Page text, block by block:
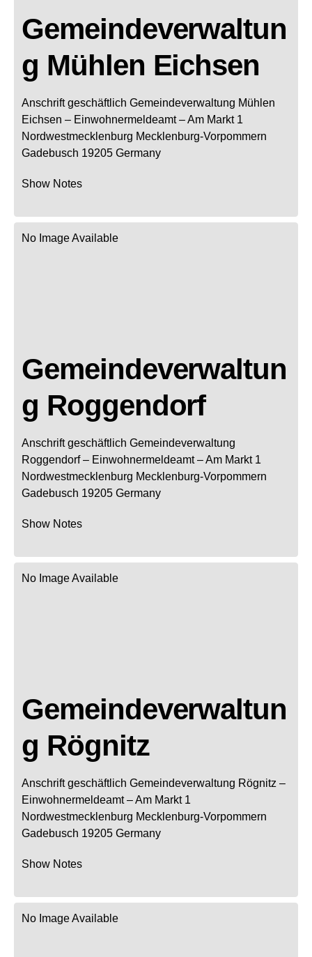
Gemeindeverwaltun
g Mühlen Eichsen
Anschrift geschäftlich Gemeindeverwaltung Mühlen
Eichsen – Einwohnermeldeamt –Am Markt 1
Nordwestmecklenburg Mecklenburg-Vorpommern
Gadebusch 19205 Germany
Show Notes
No Image Available
Gemeindeverwaltun
g Roggendorf
Anschrift geschäftlich Gemeindeverwaltung
Roggendorf – Einwohnermeldeamt –Am Markt 1
Nordwestmecklenburg Mecklenburg-Vorpommern
Gadebusch 19205 Germany
Show Notes
No Image Available
Gemeindeverwaltun
g Rögnitz
Anschrift geschäftlich Gemeindeverwaltung Rögnitz –
Einwohnermeldeamt –Am Markt 1
Nordwestmecklenburg Mecklenburg-Vorpommern
Gadebusch 19205 Germany
Show Notes
No Image Available